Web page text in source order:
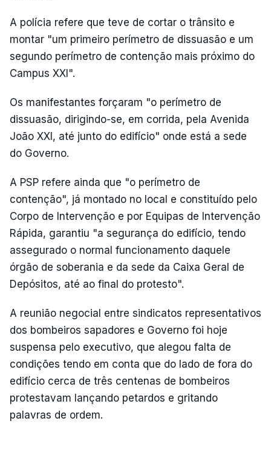
A polícia refere que teve de cortar o trânsito e
montar "um primeiro perímetro de dissuasão e um
segundo perímetro de contenção mais próximo do
Campus XXI".
Os manifestantes forçaram "o perímetro de
dissuasão, dirigindo-se, em corrida, pela Avenida
João XXI, até junto do edifício" onde está a sede
do Governo.
A PSP refere ainda que "o perímetro de
contenção", já montado no local e constituído pelo
Corpo de Intervenção e por Equipas de Intervenção
Rápida, garantiu "a segurança do edifício, tendo
assegurado o normal funcionamento daquele
órgão de soberania e da sede da Caixa Geral de
Depósitos, até ao final do protesto".
A reunião negocial entre sindicatos representativos
dos bombeiros sapadores e Governo foi hoje
suspensa pelo executivo, que alegou falta de
condições tendo em conta que do lado de fora do
edifício cerca de três centenas de bombeiros
protestavam lançando petardos e gritando
palavras de ordem.